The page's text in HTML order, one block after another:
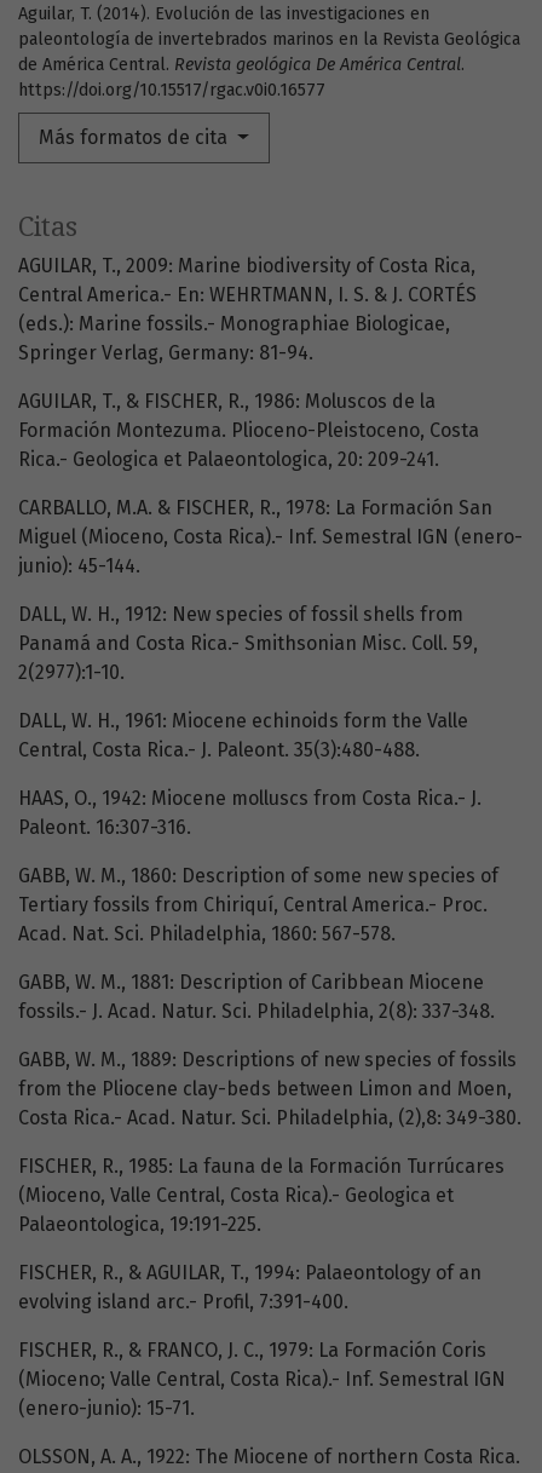
Aguilar, T. (2014). Evolución de las investigaciones en
paleontología de invertebrados marinos en la Revista Geológica
de América Central. Revista geológica De América Central.
https://doi.org/10.15517/rgac.v0i0.16577
Más formatos de cita
Citas
AGUILAR, T., 2009: Marine biodiversity of Costa Rica,
Central America.- En: WEHRTMANN, I. S. & J. CORTÉS
(eds.): Marine fossils.- Monographiae Biologicae,
Springer Verlag, Germany: 81-94.
AGUILAR, T., & FISCHER, R., 1986: Moluscos de la
Formación Montezuma. Plioceno-Pleistoceno, Costa
Rica.- Geologica et Palaeontologica, 20: 209-241.
CARBALLO, M.A. & FISCHER, R., 1978: La Formación San
Miguel (Mioceno, Costa Rica).- Inf. Semestral IGN (enero-
junio): 45-144.
DALL, W. H., 1912: New species of fossil shells from
Panamá and Costa Rica.- Smithsonian Misc. Coll. 59,
2(2977):1-10.
DALL, W. H., 1961: Miocene echinoids form the Valle
Central, Costa Rica.- J. Paleont. 35(3):480-488.
HAAS, O., 1942: Miocene molluscs from Costa Rica.- J.
Paleont. 16:307-316.
GABB, W. M., 1860: Description of some new species of
Tertiary fossils from Chiriquí, Central America.- Proc.
Acad. Nat. Sci. Philadelphia, 1860: 567-578.
GABB, W. M., 1881: Description of Caribbean Miocene
fossils.- J. Acad. Natur. Sci. Philadelphia, 2(8): 337-348.
GABB, W. M., 1889: Descriptions of new species of fossils
from the Pliocene clay-beds between Limon and Moen,
Costa Rica.- Acad. Natur. Sci. Philadelphia, (2),8: 349-380.
FISCHER, R., 1985: La fauna de la Formación Turrúcares
(Mioceno, Valle Central, Costa Rica).- Geologica et
Palaeontologica, 19:191-225.
FISCHER, R., & AGUILAR, T., 1994: Palaeontology of an
evolving island arc.- Profil, 7:391-400.
FISCHER, R., & FRANCO, J. C., 1979: La Formación Coris
(Mioceno; Valle Central, Costa Rica).- Inf. Semestral IGN
(enero-junio): 15-71.
OLSSON, A. A., 1922: The Miocene of northern Costa Rica.